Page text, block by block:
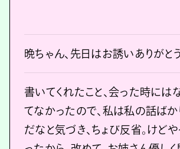
晩ちゃん、先日はお誘いありがとう
書いてくれたこと、会った時には
てなかったので、私は私の話ばか
だなと気づき、ちょび反省。けど